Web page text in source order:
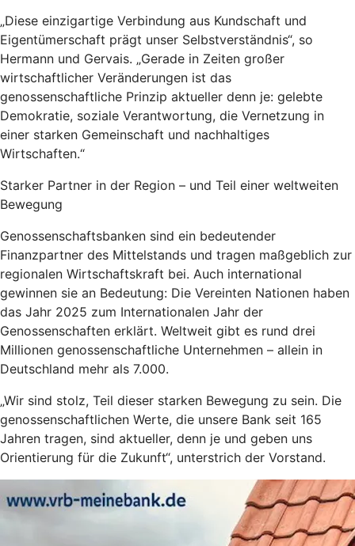
„Diese einzigartige Verbindung aus Kundschaft und
Eigentümerschaft prägt unser Selbstverständnis“, so
Hermann und Gervais. „Gerade in Zeiten großer
wirtschaftlicher Veränderungen ist das
genossenschaftliche Prinzip aktueller denn je: gelebte
Demokratie, soziale Verantwortung, die Vernetzung in
einer starken Gemeinschaft und nachhaltiges
Wirtschaften.“
Starker Partner in der Region – und Teil einer weltweiten
Bewegung
Genossenschaftsbanken sind ein bedeutender
Finanzpartner des Mittelstands und tragen maßgeblich zur
regionalen Wirtschaftskraft bei. Auch international
gewinnen sie an Bedeutung: Die Vereinten Nationen haben
das Jahr 2025 zum Internationalen Jahr der
Genossenschaften erklärt. Weltweit gibt es rund drei
Millionen genossenschaftliche Unternehmen – allein in
Deutschland mehr als 7.000.
„Wir sind stolz, Teil dieser starken Bewegung zu sein. Die
genossenschaftlichen Werte, die unsere Bank seit 165
Jahren tragen, sind aktueller, denn je und geben uns
Orientierung für die Zukunft“, unterstrich der Vorstand.